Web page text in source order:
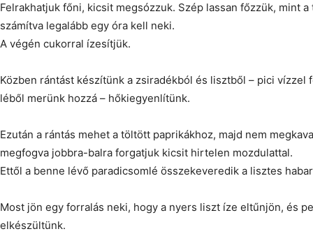
Felrakhatjuk főni, kicsit megsózzuk. Szép lassan főzzük, mint
számítva legalább egy óra kell neki.
A végén cukorral ízesítjük.
Közben rántást készítünk a zsiradékból és lisztből – pici vízzel
léből merünk hozzá – hőkiegyenlítünk.
Ezután a rántás mehet a töltött paprikákhoz, majd nem
megfogva jobbra-balra forgatjuk kicsit hirtelen mozdulattal.
Ettől a benne lévő paradicsomlé összekeveredik a lisztes
Most jön egy forralás neki, hogy a nyers liszt íze eltűnjön, és
elkészültünk.